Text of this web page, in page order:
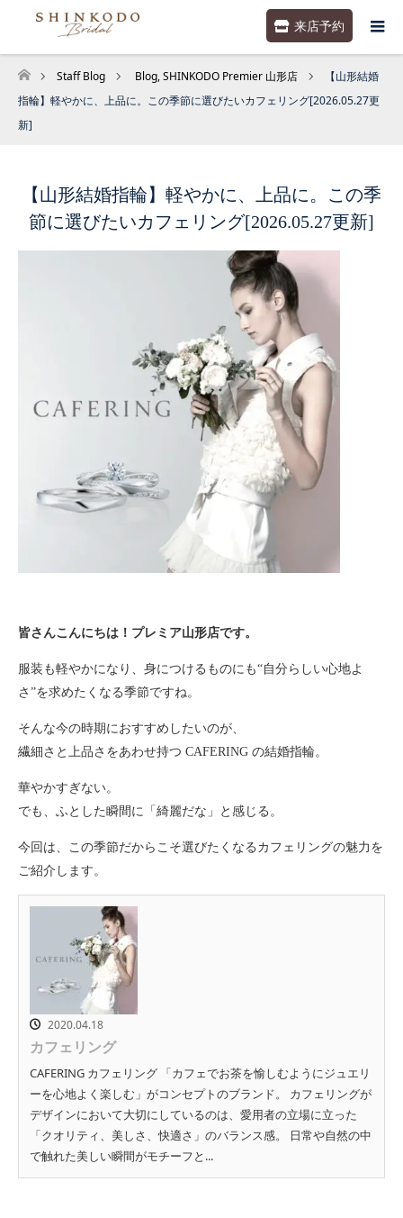
来店予約
ホーム
Staff Blog Blog,SHINKODO Premier 山形店
【山形結婚
指輪】軽やかに、上品に。この季節に選びたいカフェリング[2026.05.27更
新]
【山形結婚指輪】軽やかに、上品に。この季
節に選びたいカフェリング[2026.05.27更新]
皆さんこんにちは！プレミア山形店です。
服装も軽やかになり、身につけるものにも“自分らしい心地よ
さ”を求めたくなる季節ですね。
そんな今の時期におすすめしたいのが、
繊細さと上品さをあわせ持つ CAFERING の結婚指輪。
華やかすぎない。
でも、ふとした瞬間に「綺麗だな」と感じる。
今回は、この季節だからこそ選びたくなるカフェリングの魅力を
ご紹介します。
2020.04.18
カフェリング
CAFERING カフェリング 「カフェでお茶を愉しむようにジュエリ
ーを心地よく楽しむ」がコンセプトのブランド。 カフェリングが
デザインにおいて大切にしているのは、愛用者の立場に立った
「クオリティ、美しさ、快適さ」のバランス感。 日常や自然の中
で触れた美しい瞬間がモチーフと...